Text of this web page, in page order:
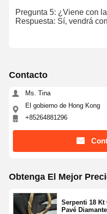
Pregunta 5: ¿Viene con
Respuesta: Sí, vendrá
Contacto
Ms. Tina
El gobierno de Hong Kong
+85264881296
Obtenga El Mejor
Serpenti 18
Pavé